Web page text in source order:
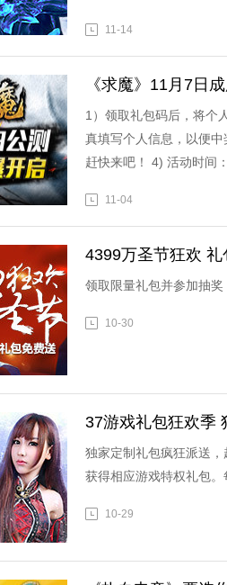
11-14
《求魔》11月7日
1）领取礼包码后，将个
真填写个人信息，以便
赶快来吧！ 4) 活动时间
11-04
4399万圣节狂欢
领取限量礼包并参加抽
10-30
37游戏礼包狂欢季
独家定制礼包疯狂派送
获得相应游戏特权礼包
10-29